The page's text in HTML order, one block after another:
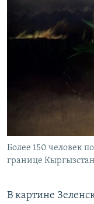
Более 150 человек
границе
В картине